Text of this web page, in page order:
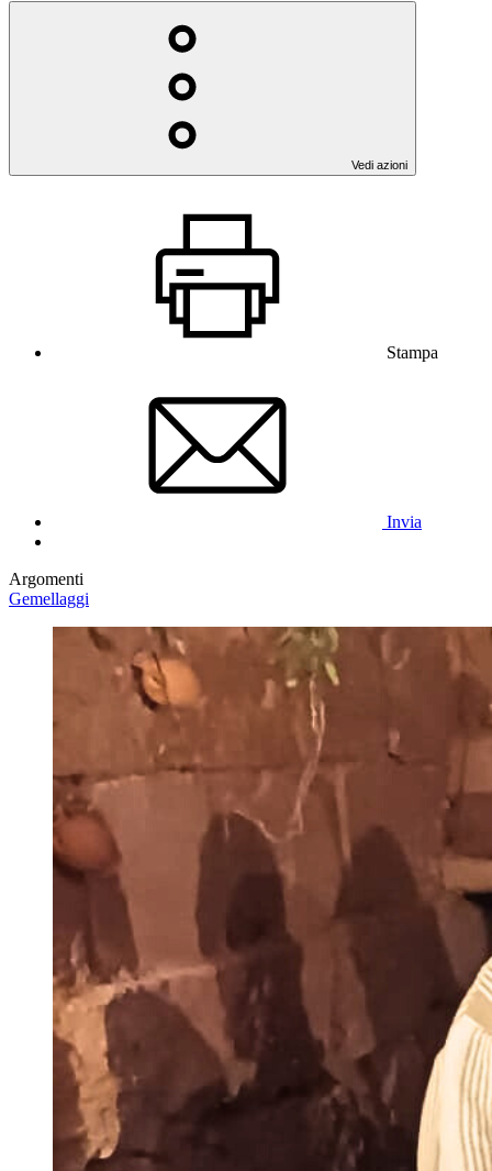
Vedi azioni
Stampa
Invia
Argomenti
Gemellaggi